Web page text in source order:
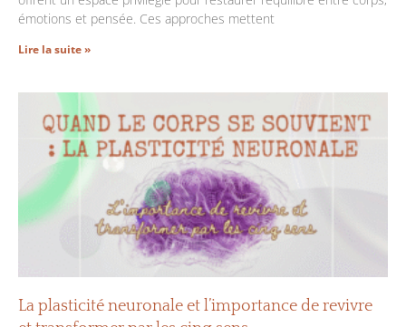
émotions et pensée. Ces approches mettent
Lire la suite »
La plasticité neuronale et l’importance de revivre